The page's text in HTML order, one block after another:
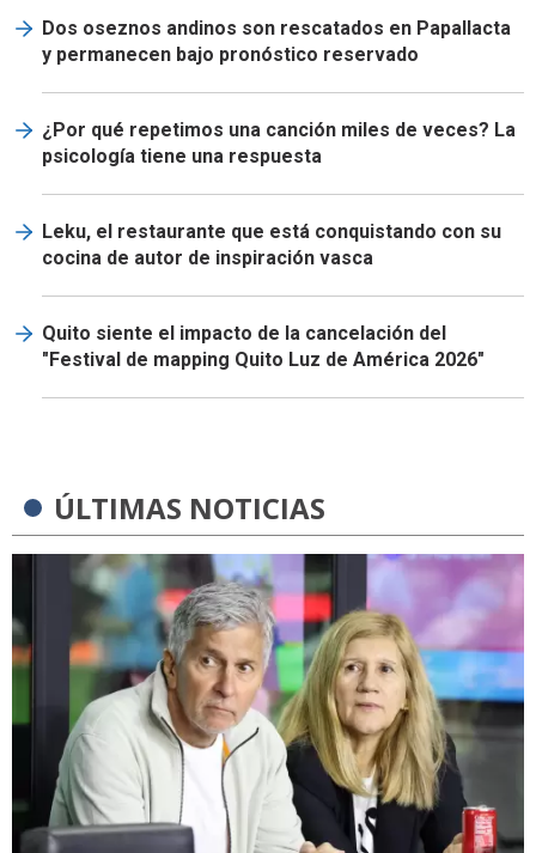
Dos oseznos andinos son rescatados en Papallacta
y permanecen bajo pronóstico reservado
¿Por qué repetimos una canción miles de veces? La
psicología tiene una respuesta
Leku, el restaurante que está conquistando con su
cocina de autor de inspiración vasca
Quito siente el impacto de la cancelación del
"Festival de mapping Quito Luz de América 2026"
ÚLTIMAS NOTICIAS